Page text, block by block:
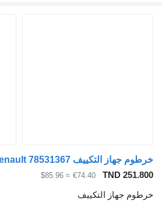
TND 251.800
€74.40
≈ $85.96
خرطوم جهاز التكييف